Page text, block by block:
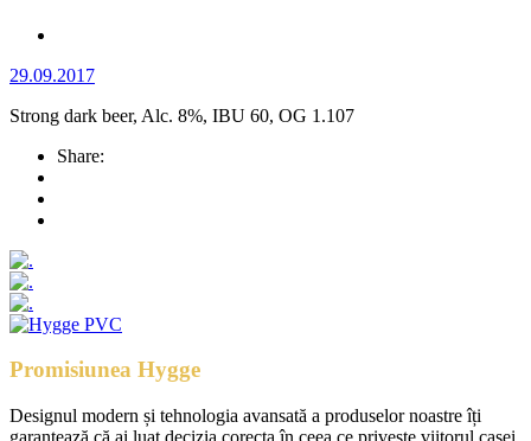
29.09.2017
Strong dark beer, Alc. 8%, IBU 60, OG 1.107
Share:
Promisiunea Hygge
Designul modern și tehnologia avansată a produselor noastre îți